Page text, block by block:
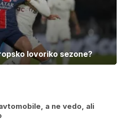
lovoriko sezone?
a ne vedo, ali